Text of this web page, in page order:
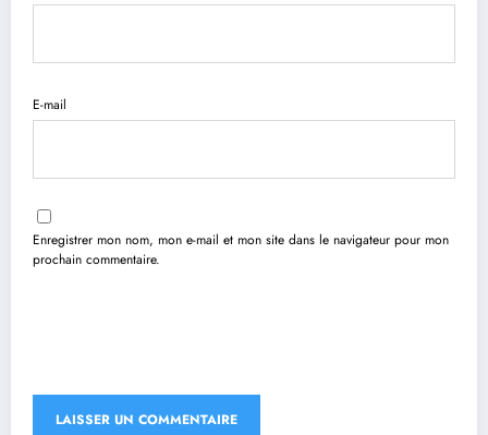
E-mail
Enregistrer mon nom, mon e-mail et mon site dans le navigateur pour mon
prochain commentaire.